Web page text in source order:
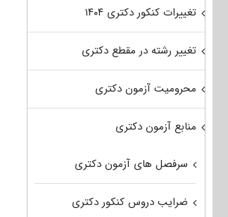
تغییرات کنکور دکتری ۱۴۰۴
تغییر رشته در مقطع دکتری
محرومیت آزمون دکتری
منابع آزمون دکتری
سرفصل های آزمون دکتری
ضرایب دروس کنکور دکتری